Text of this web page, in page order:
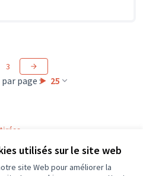
utilisés sur le site web
site Web pour améliorer la
page : 25
3